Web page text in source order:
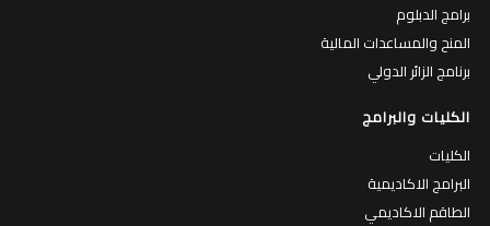
برامج الدبلوم
المنح والمساعدات المالية
برنامج الزائر الدولي
الكليات والبرامج
الكليات
البرامج الاكاديمية
الطاقم الاكاديمي